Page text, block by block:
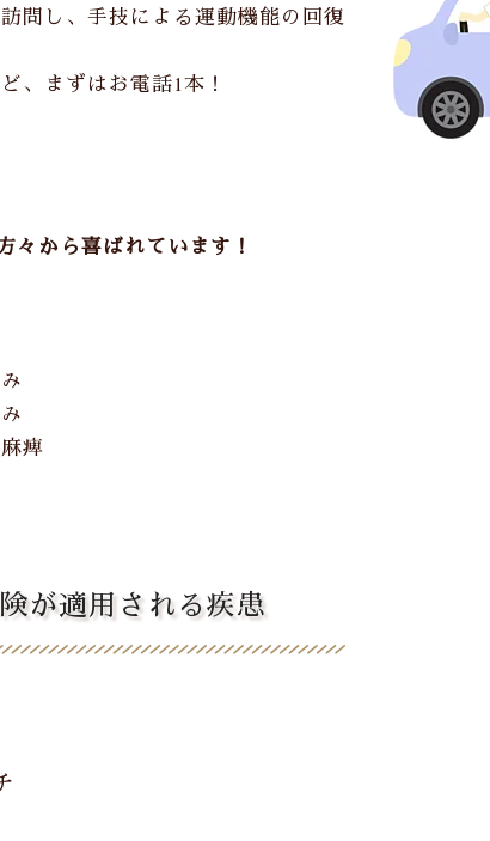
問し、手技による運動機能の回復
、まずはお電話1本！
々から喜ばれています！
痺
が適用される疾患